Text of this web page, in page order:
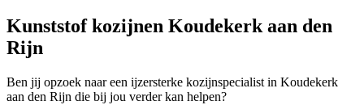
Kunststof kozijnen Koudekerk aan den
Rijn
Ben jij opzoek naar een ijzersterke kozijnspecialist in Koudekerk
aan den Rijn die bij jou verder kan helpen?